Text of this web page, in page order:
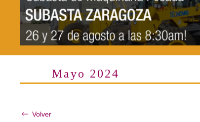
Mayo 2024
Volver